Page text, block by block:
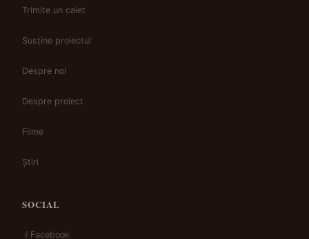
Trimite un caiet
Susține proiectul
Despre noi
Despre proiect
Filme
Știri
SOCIAL
Facebook